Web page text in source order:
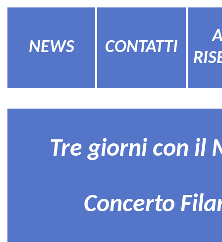
NEWS CONTATTI
Tre giorni con il
Concerto